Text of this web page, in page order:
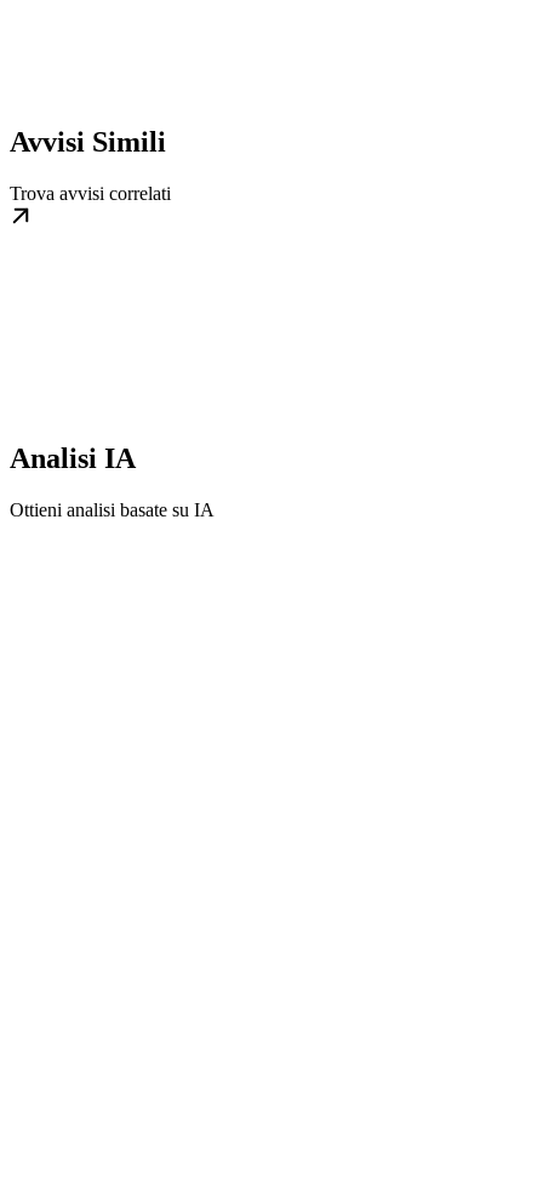
Avvisi Simili
Trova avvisi correlati
Analisi IA
Ottieni analisi basate su IA